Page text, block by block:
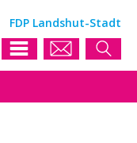
FDP Landshut-Stadt